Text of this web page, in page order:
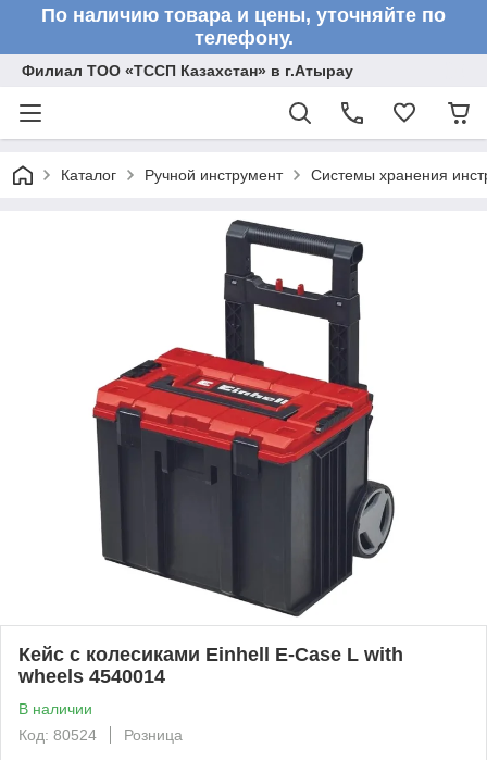
По наличию товара и цены, уточняйте по
телефону.
Филиал ТОО «ТССП Казахстан» в г.Атырау
Каталог Ручной инструмент Системы хранения
Кейс с колесиками Einhell E-Case L with
wheels 4540014
В наличии
Код: 80524
Розница